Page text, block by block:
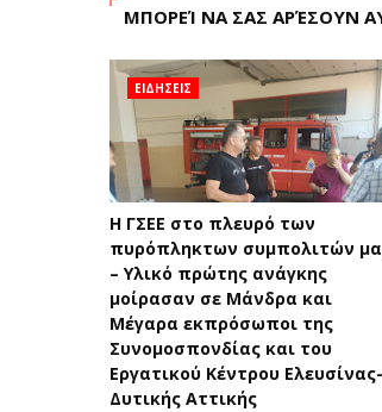
ΜΠΟΡΕΊ ΝΑ ΣΑΣ ΑΡΈΣΟΥΝ
ΕΙΔΗΣΕΙΣ
H ΓΣΕΕ στο πλευρό των
πυρόπληκτων συμπολιτών
– Υλικό πρώτης ανάγκης
μοίρασαν σε Μάνδρα και
Μέγαρα εκπρόσωποι της
Συνομοσπονδίας και του
Εργατικού Κέντρου Ελευσίνας-
Δυτικής Αττικής